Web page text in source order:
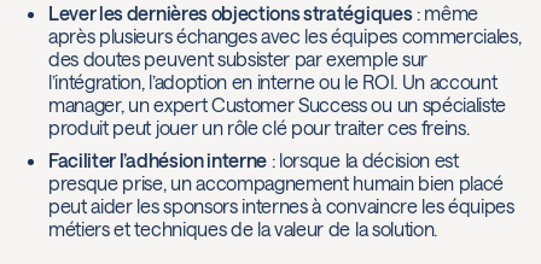
Lever les dernières objections stratégiques: même
après plusieurs échanges avec les équipes commerciales,
des doutes peuvent subsister par exemple sur
l’intégration, l’adoption en interne ou le ROI. Un account
manager, un expert Customer Success ou un spécialiste
produit peut jouer un rôle clé pour traiter ces freins.
Faciliter l’adhésion interne : lorsque la décision est
presque prise, un accompagnement humain bien placé
peut aider les sponsors internes à convaincre les équipes
métiers et techniques de la valeur de la solution.